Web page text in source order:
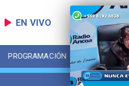
EN VIVO
PROGRAMACIÓN LOCAL